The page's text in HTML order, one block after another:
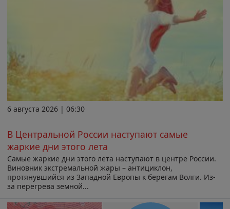
6 августа 2026 | 06:30
В Центральной России наступают самые
жаркие дни этого лета
Самые жаркие дни этого лета наступают в центре России.
Виновник экстремальной жары – антициклон,
протянувшийся из Западной Европы к берегам Волги. Из-
за перегрева земной...